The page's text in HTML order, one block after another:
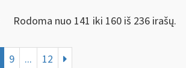
Rodoma nuo 141 iki 160 iš 236 irašų.
9 ... 12